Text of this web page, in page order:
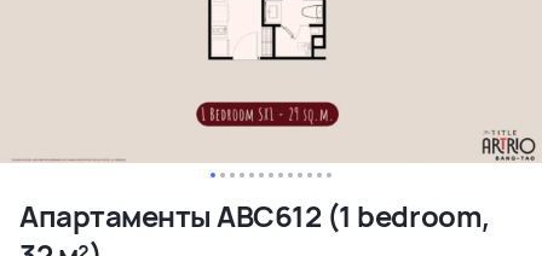
Апартаменты ABC612 (1 bedroom,